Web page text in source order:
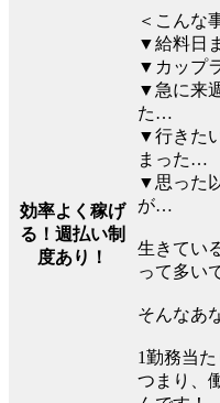
効率よく稼げ
る！週払い制
度あり！
＜こんな
▼給料日
▼カップ
▼急に来
た…
▼行きた
まった…
▼思った
が…
生きてい
って多い
そんなあ
1勤務当た
つまり、